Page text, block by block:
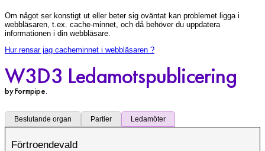
Om något ser konstigt ut eller beter sig oväntat kan problemet ligga i
webbläsaren, t.ex. cache-minnet, och då behöver du uppdatera
informationen i din webbläsare.
Hur rensar jag cacheminnet i webbläsaren ?
W3D3 Ledamotspublicering
by Formpipe.
Beslutande organ Partier Ledamöter
Förtroendevald